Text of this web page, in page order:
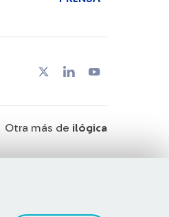
Otra más de ilógica